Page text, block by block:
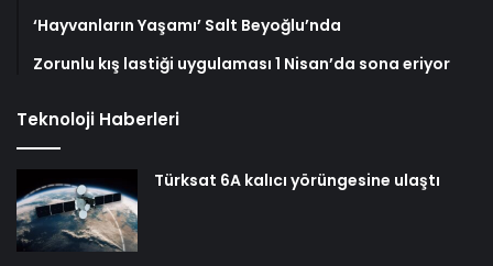
‘Hayvanların Yaşamı’ Salt Beyoğlu’nda
Zorunlu kış lastiği uygulaması 1 Nisan’da sona eriyor
Teknoloji Haberleri
Türksat 6A kalıcı yörüngesine ulaştı